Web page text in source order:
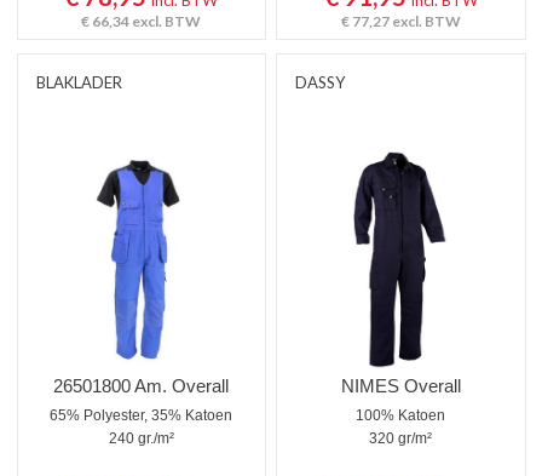
€ 66,34 excl. BTW € 77,27 excl. BTW
BLAKLADER
26501800 Am. Overall
65% Polyester, 35% Katoen
240 gr./m²
DASSY
NIMES Overall
100% Katoen
320 gr/m²